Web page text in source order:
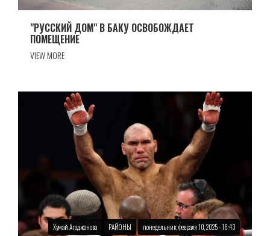
"РУССКИЙ ДОМ" В БАКУ ОСВОБОЖДАЕТ
ПОМЕЩЕНИЕ
VIEW MORE
Хумай Агаджанова РАЙОНЫ понедельник, февраля 10, 2025 - 16:43